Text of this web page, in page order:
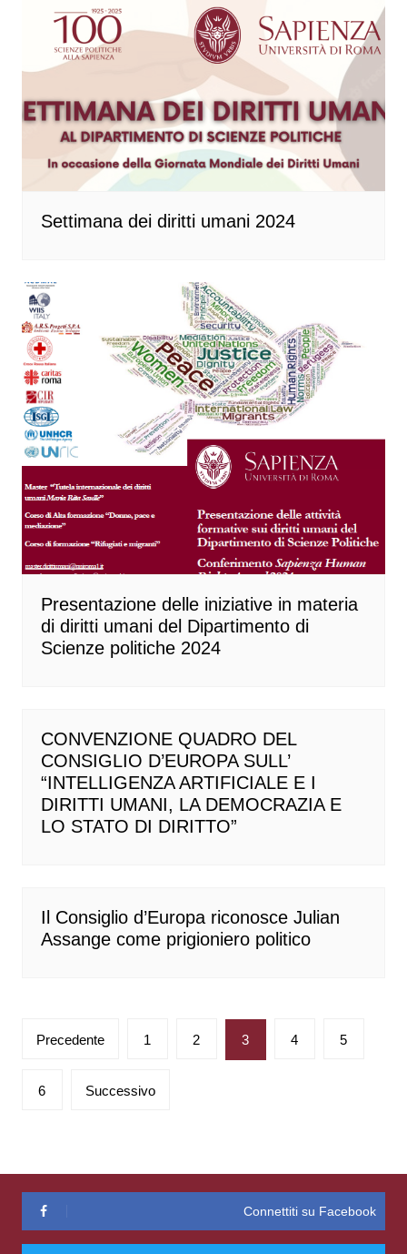
Settimana dei diritti umani 2024
Presentazione delle iniziative in materia
di diritti umani del Dipartimento di
Scienze politiche 2024
CONVENZIONE QUADRO DEL
CONSIGLIO D’EUROPA SULL’
“INTELLIGENZA ARTIFICIALE E I
DIRITTI UMANI, LA DEMOCRAZIA E
LO STATO DI DIRITTO”
Il Consiglio d’Europa riconosce Julian
Assange come prigioniero politico
Paginazione
articoli
Precedente 1 2 3 4 5
6 Successivo
Connettiti su Facebook